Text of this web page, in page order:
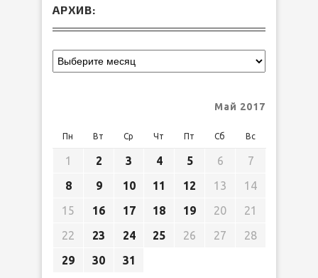
АРХИВ:
Май 2017
Пн Вт Ср Чт Пт Сб Вс
1 2 3 4 5 6
7
8
9 10 11 12 13
14
15
16 17 18 19 20
21
22
23 24 25 26 27
28
29
30 31